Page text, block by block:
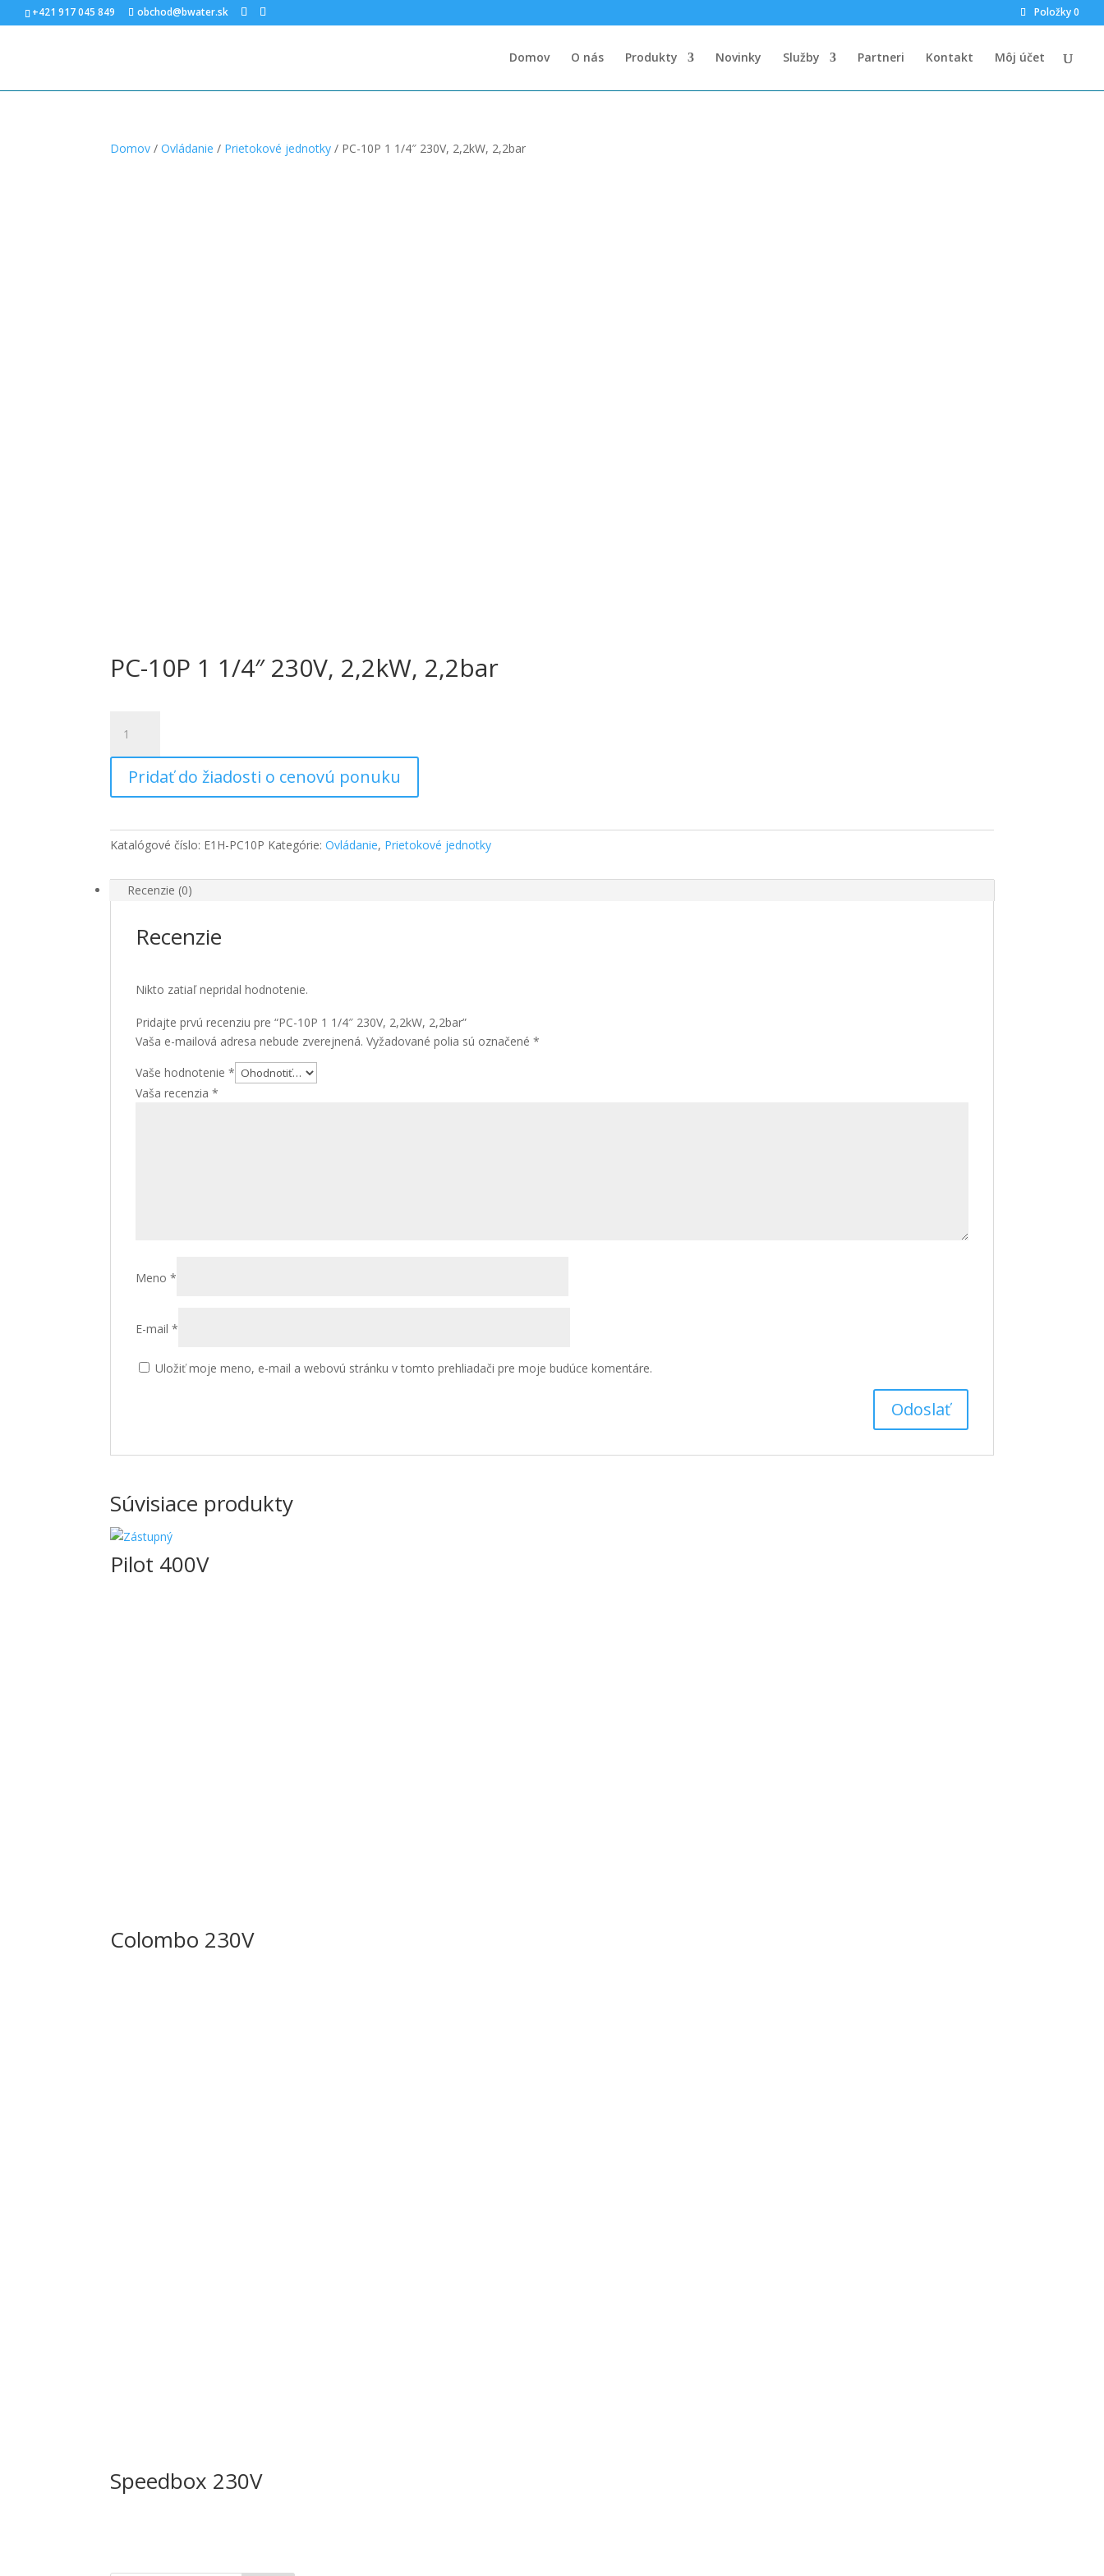
+421 917 045 849 obchod@bwater.sk Položky 0
Domov O nás Produkty Novinky Služby Partneri Kontakt Môj účet
Domov /Ovládanie / Prietokové jednotky / PC-10P 1 1/4″ 230V, 2,2kW, 2,2bar
PC-10P 1 1/4″ 230V, 2,2kW, 2,2bar
PC-
10P
1/4"
2,2kW,
2,2bar
Pridať do žiadosti o cenovú ponuku
Katalógové číslo: E1H-PC10P Kategórie:Ovládanie, Prietokové jednotky
Recenzie (0)
Recenzie
Nikto zatiaľ nepridal hodnotenie.
Pridajte prvú recenziu pre “PC-10P 1 1/4″ 230V, 2,2kW, 2,2bar”
Vaša e-mailová adresa nebude zverejnená. Vyžadované polia sú označené*
Vaše hodnotenie*
Vaša recenzia*
Meno*
E-mail*
Uložiť moje meno, e-mail a webovú stránku v tomto prehliadači pre moje budúce komentáre.
Súvisiace produkty
Pilot 400V
Colombo 230V
Speedbox 230V